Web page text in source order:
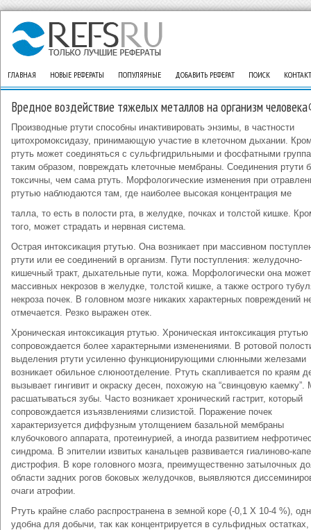
ГЛАВНАЯ НОВЫЕ РЕФЕРАТЫ ПОПУЛЯРНЫЕ ДОБАВИТЬ РЕФЕРАТ ПОИСК
Вредное воздействие тяжелых металлов на организм человека
Производные ртути способны инактивировать энзимы, в частности
цитохромоксидазу, принимающую участие в клеточном дыхании.
ртуть может соединяться с сульфгидрильными и фосфатными
таким образом, повреждать клеточные мембраны. Соединения ртути
токсичны, чем сама ртуть. Морфологические изменения при
ртутью наблюдаются там, где наиболее высокая концентрация ме
талла, то есть в полости рта, в желудке, почках и толстой кишке.
того, может страдать и нервная система.
Острая интоксикация ртутью. Она возникает при массивном
ртути или ее соединений в организм. Пути поступления: желудочно-
кишечный тракт, дыхательные пути, кожа. Морфологически она
массивных некрозов в желудке, толстой кишке, а также острого
некроза почек. В головном мозге никаких характерных повреждений
отмечается. Резко выражен отек.
Хроническая интоксикация ртутью. Хроническая интоксикация ртутью
сопровождается более характерными изменениями. В ротовой
выделения ртути усиленно функционирующими слюнными железами
возникает обильное слюноотделение. Ртуть скапливается по краям
вызывает гингивит и окраску десен, похожую на “свинцовую каемку”.
расшатываться зубы. Часто возникает хронический гастрит, который
сопровождается изъязвлениями слизистой. Поражение почек
характеризуется диффузным утолщением базальной мембраны
клубочкового аппарата, протеинурией, а иногда развитием
синдрома. В эпителии извитых канальцев развивается гиалиново-
дистрофия. В коре головного мозга, преимущественно затылочных
области задних рогов боковых желудочков, выявляются
очаги атрофии.
Ртуть крайне слабо распространена в земной коре (-0,1 Х 10-4 %),
удобна для добычи, так как концентрируется в сульфидных остатках,